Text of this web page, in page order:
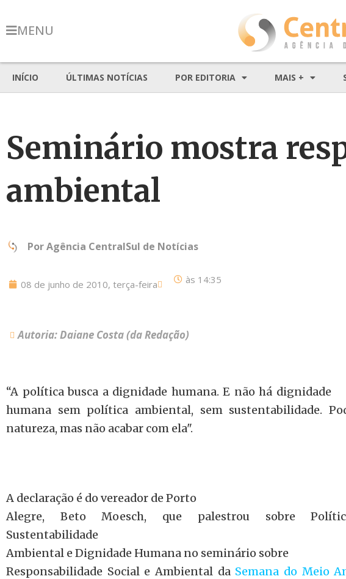
MENU
INÍCIO ÚLTIMAS NOTÍCIAS POR EDITORIA MAIS +
Seminário mostra
ambiental
PorAgência CentralSul de Notícias
08 de junho de 2010, terça-feira às 14:35
Autoria: Daiane Costa (da Redação)
“A política busca a dignidade humana. E não há dignidade
humana sem política ambiental, sem sustentabilidade.
natureza, mas não acabar com ela".
A declaração é do vereador de Porto
Alegre, Beto Moesch, que palestrou sobre
Sustentabilidade
Ambiental e Dignidade Humana no seminário sobre
Responsabilidade Social e Ambiental da Semana do Meio